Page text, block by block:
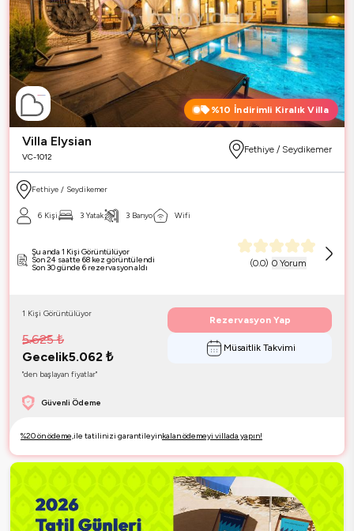
%10 İndirimli Kiralık Villa
Villa Elysian
VC-1012
Fethiye / Seydikemer
Fethiye / Seydikemer
6 Kişi 3 Yatak 3 Banyo Wifi
(0.0) 0 Yorum
Şu anda 1 Kişi Görüntülüyor
Son 24 saatte 68 kez görüntülendi
Son 30 günde 6 rezervasyon aldı
Güvenli Ödeme
5.625 ₺
Gecelik5.062 ₺
"den başlayan fiyatlar"
1 Kişi Görüntülüyor
Rezervasyon Yap
Müsaitlik Takvimi
%20 ön ödeme,ile tatilinizi garantileyinkalan ödemeyi villada yapın!